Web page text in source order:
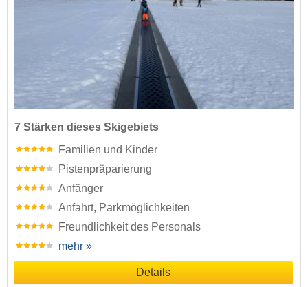
7 Stärken dieses Skigebiets
Familien und Kinder
Pistenpräparierung
Anfänger
Anfahrt, Parkmöglichkeiten
Freundlichkeit des Personals
mehr »
Details